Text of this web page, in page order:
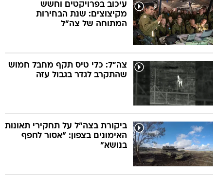
עיכוב בפרויקטים וחשש
מקיצוצים: שנת הבחירות
המתוחה של צה"ל
צה"ל: כלי טיס תקף מחבל חמוש
שהתקרב לגדר בגבול עזה
ביקורת בצה"ל על תחקירי תאונות
האימונים בצפון: "אסור לחפף
בנושא"